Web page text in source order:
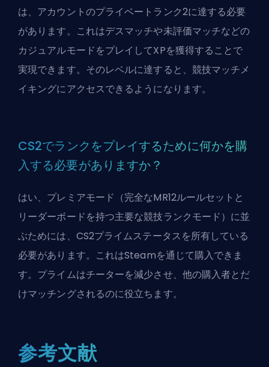
は、アカウントのプライベートランク2に達する必要
があります。これはデスマッチや未評価マッチなどの
カジュアルモードをプレイしてXPを獲得することで
実現できます。そのレベルに達すると、競技マッチメ
イキングにアクセスできるようになります。
CS2でランクをプレイするために何かを購
入する必要がありますか？
はい、プレミアモード（完全なMR12ルールセットと
リーダーボードを持つ主要な競技ランクモード）に並
ぶためには、CS2プライムステータスを所有している
必要があります。これはSteamを通じて購入できま
す。プライムはチーターを減少させ、他の購入者とだ
けマッチングされるのに役立ちます。
参考文献